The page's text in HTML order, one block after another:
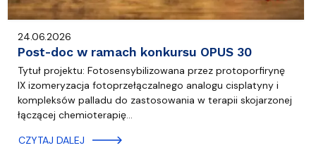
24.06.2026
Post-doc w ramach konkursu OPUS 30
Tytuł projektu: Fotosensybilizowana przez protoporfirynę
IX izomeryzacja fotoprzełączalnego analogu cisplatyny i
kompleksów palladu do zastosowania w terapii skojarzonej
łączącej chemioterapię…
CZYTAJ DALEJ